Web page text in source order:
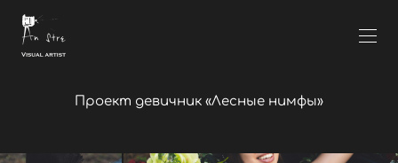
Проект девичник «Лесные нимфы»